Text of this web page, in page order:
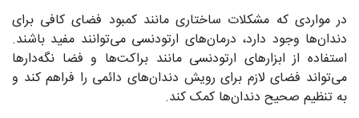
در مواردی که مشکلات ساختاری مانند کمبود فضای کافی برای
دندان‌ها وجود دارد، درمان‌های ارتودنسی می‌توانند مفید باشند.
استفاده از ابزارهای ارتودنسی مانند براکت‌ها و فضا نگه‌دارها
می‌تواند فضای لازم برای رویش دندان‌های دائمی را فراهم کند و
به تنظیم صحیح دندان‌ها کمک کند.